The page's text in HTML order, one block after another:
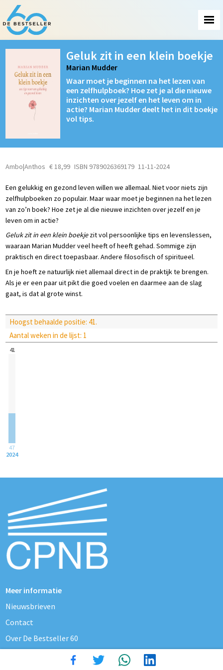
Geluk zit in een klein boekje
Marian Mudder
Waar moet je beginnen na het lezen van
een zelfhulpboek? Hoe zet je al die nieuwe
inzichten over jezelf en het leven om in
actie? Marian Mudder deelt het in dit boekje
vol tips.
Ambo|Anthos € 18,99 ISBN 9789026369179 11-11-2024
Een gelukkig en gezond leven willen we allemaal. Niet voor niets zijn
zelfhulpboeken zo populair. Maar waar moet je beginnen na het lezen
van zo’n boek? Hoe zet je al die nieuwe inzichten over jezelf en je
leven om in actie?
Geluk zit in een klein boekje zit vol persoonlijke tips en levenslessen,
waaraan Marian Mudder veel heeft of heeft gehad. Sommige zijn
praktisch en direct toepasbaar. Andere filosofisch of spiritueel.
En je hoeft ze natuurlijk niet allemaal direct in de praktijk te brengen.
Als je er een paar uit pikt die goed voelen en daarmee aan de slag
gaat, is dat al grote winst.
Hoogst behaalde positie: 41.
Aantal weken in de lijst: 1
41
47
2024
Meer informatie
Nieuwsbrieven
Contact
Over De Bestseller 60